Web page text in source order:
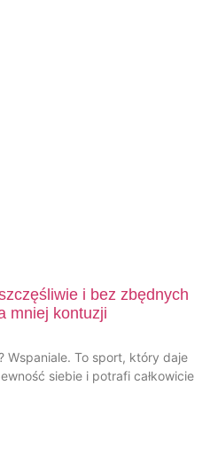
i bez zbędnych
mniej kontuzji
Wspaniale. To sport, który daje
siebie i potrafi całkowicie